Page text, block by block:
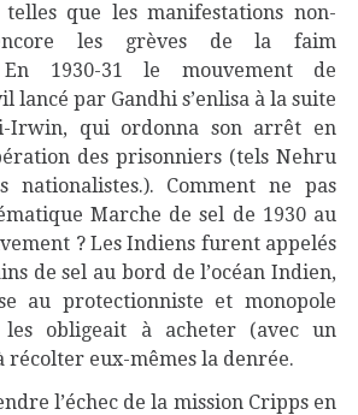
telles que les manifestations non-
les grèves de la faim
En 1930-31 le mouvement de
lancé par Gandhi s’enlisa à la suite
Irwin, qui ordonna son arrêt en
des prisonniers (tels Nehru
nationalistes.). Comment ne pas
Marche de sel de 1930 au
? Les Indiens furent appelés
de sel au bord de l’océan Indien,
au protectionniste et monopole
obligeait à acheter (avec un
récolter eux-mêmes la denrée.
l’échec de la mission Cripps en